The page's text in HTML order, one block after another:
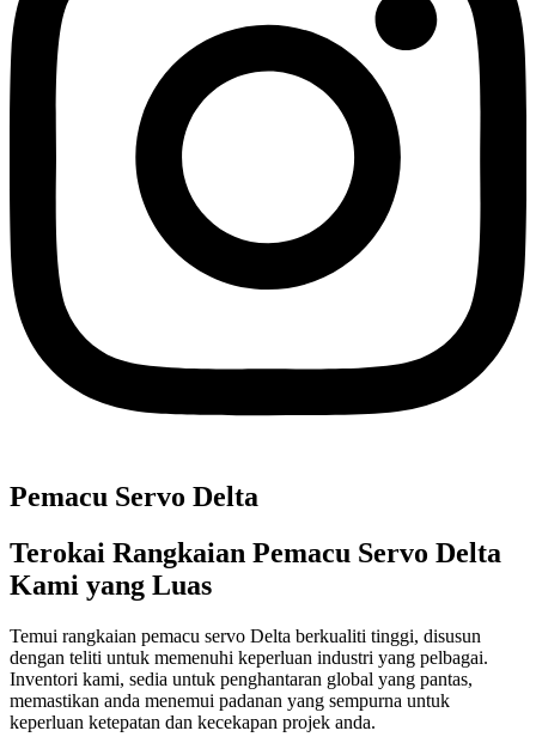
Pemacu Servo Delta
Terokai Rangkaian Pemacu Servo Delta
Kami yang Luas
Temui rangkaian pemacu servo Delta berkualiti tinggi, disusun
dengan teliti untuk memenuhi keperluan industri yang pelbagai.
Inventori kami, sedia untuk penghantaran global yang pantas,
memastikan anda menemui padanan yang sempurna untuk
keperluan ketepatan dan kecekapan projek anda.